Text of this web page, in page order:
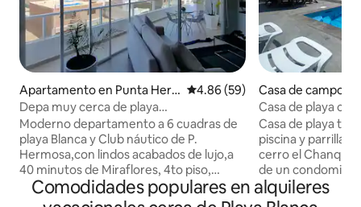
Apartamento en Punta Her
mosa
Calificación promedio: 4.86 de
4.86 (59)
Depa muy cerca de playa
blanca+cochera+parrilla
Moderno departamento a 6 cuadras de
playa Blanca y Club náutico de P.
Hermosa,con lindos acabados de lujo,a
40 minutos de Miraflores, 4to piso,
buena vista, totalmente amoblado,
cuenta con cochera y ascensor, fácil
Casa de campo
gra
Casa de playa
vista al mar
Casa de playa
piscina y parrilla,
cerro el
de un condominio
horas, la casa
mejores vistas al
Comodidades populares en alquileres